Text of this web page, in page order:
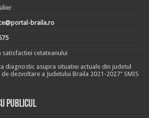
braila.ro
satisfactiei cetateanului
diagnostic asupra situatiei actuale din judetul
dezvoltare a Judetului Braila 2021-2027" SMIS
publicul